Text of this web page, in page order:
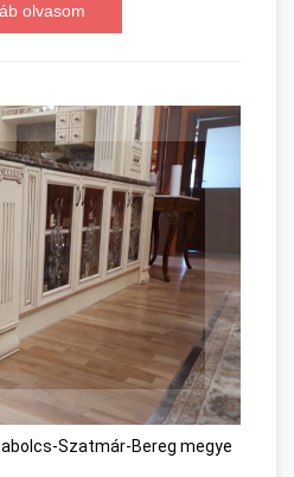
olvasom
Szatmár-Bereg megye